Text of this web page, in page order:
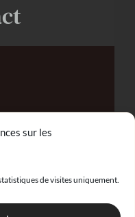
sur les
de visites uniquement.